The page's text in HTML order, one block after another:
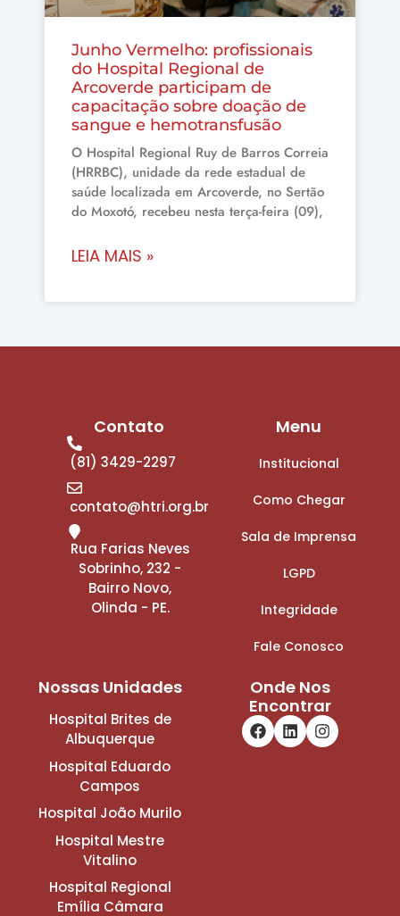
Junho Vermelho: profissionais
do Hospital Regional de
Arcoverde participam de
capacitação sobre doação de
sangue e hemotransfusão
O Hospital Regional Ruy de Barros Correia
(HRRBC), unidade da rede estadual de
saúde localizada em Arcoverde, no Sertão
do Moxotó, recebeu nesta terça-feira (09),
LEIA MAIS »
Contato
(81) 3429-2297
contato@htri.org.br
Rua Farias Neves
Sobrinho, 232 -
Bairro Novo,
Olinda - PE.
Menu
Institucional
Como Chegar
Sala de Imprensa
LGPD
Integridade
Fale Conosco
Nossas Unidades
Hospital Brites de
Albuquerque
Hospital Eduardo
Campos
Hospital João Murilo
Hospital Mestre
Vitalino
Hospital Regional
Emília Câmara
Onde Nos
Encontrar